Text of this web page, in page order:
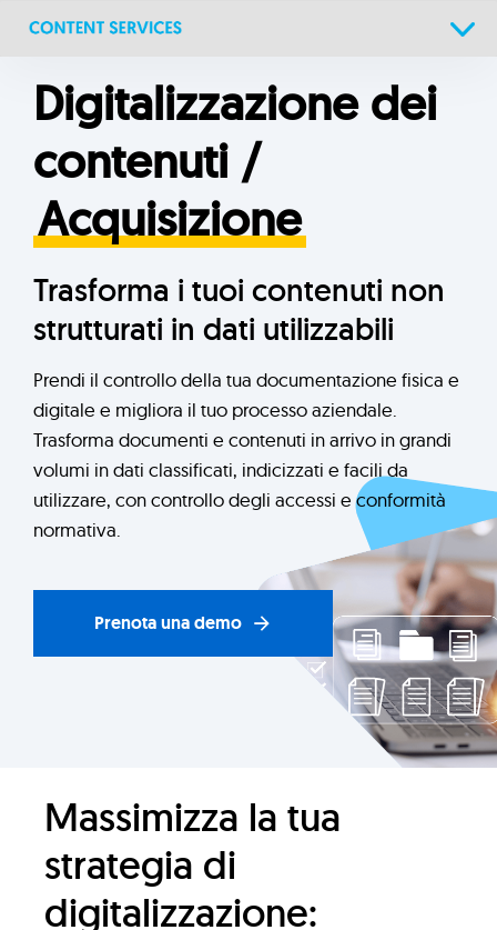
navigation
to
content
Digitalizzazione dei
contenuti /
Acquisizione
Trasforma i tuoi contenuti non
strutturati in dati utilizzabili
Prendi il controllo della tua documentazione fisica e
digitale e migliora il tuo processo aziendale.
Trasforma documenti e contenuti in arrivo in grandi
volumi in dati classificati, indicizzati e facili da
utilizzare, con controllo degli accessi e conformità
normativa.
Prenota una demo
Massimizza la tua
strategia di
digitalizzazione: